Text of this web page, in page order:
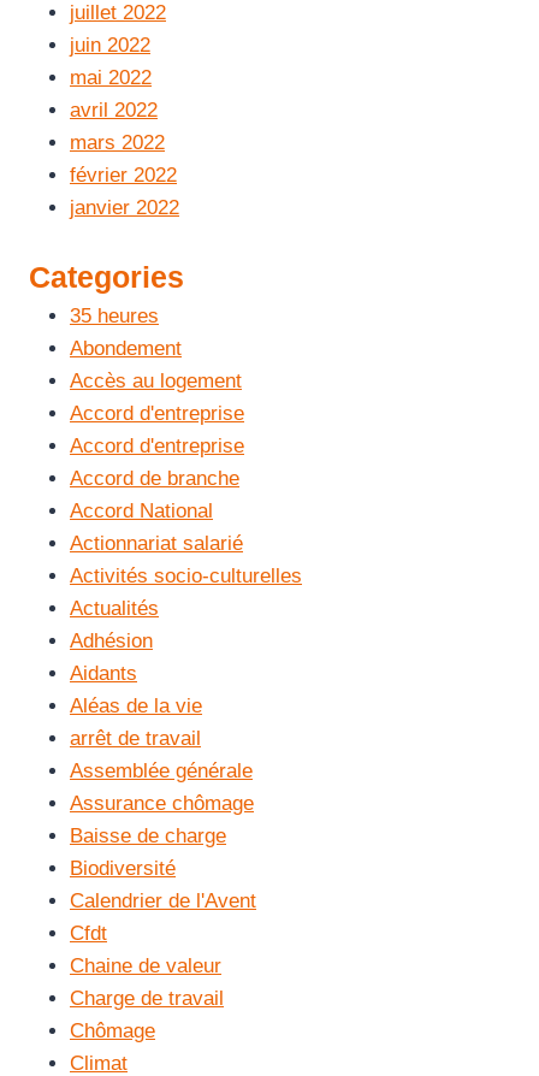
juillet 2022
juin 2022
mai 2022
avril 2022
mars 2022
février 2022
janvier 2022
Categories
35 heures
Abondement
Accès au logement
Accord d'entreprise
Accord d'entreprise
Accord de branche
Accord National
Actionnariat salarié
Activités socio-culturelles
Actualités
Adhésion
Aidants
Aléas de la vie
arrêt de travail
Assemblée générale
Assurance chômage
Baisse de charge
Biodiversité
Calendrier de l'Avent
Cfdt
Chaine de valeur
Charge de travail
Chômage
Climat